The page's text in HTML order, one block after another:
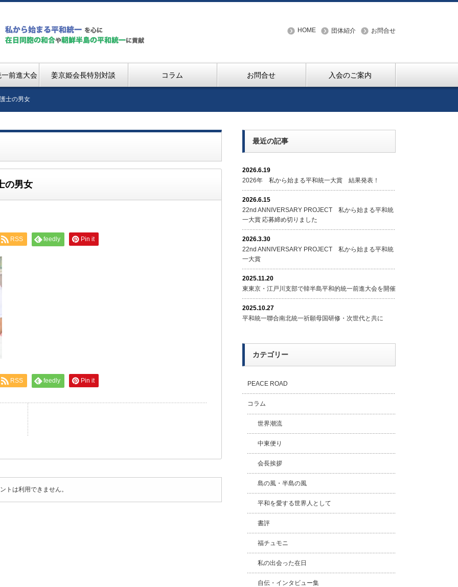
HOME 団体紹介 お問合せ
前進大会 姜京姫会長特別対談 コラム お問合せ 入会のご案内
士の男女
の男女
RSS feedly Pin it
RSS feedly Pin it
トは利用できません。
最近の記事
2026.6.19
2026年 私から始まる平和統一大賞 結果発表！
2026.6.15
22nd ANNIVERSARY PROJECT 私から始まる平和統
一大賞 応募締め切りました
2026.3.30
22nd ANNIVERSARY PROJECT 私から始まる平和統
一大賞
2025.11.20
東東京・江戸川支部で韓半島平和的統一前進大会を開催
2025.10.27
平和統一聯合南北統一祈願母国研修・次世代と共に
カテゴリー
PEACE ROAD
コラム
世界潮流
中東便り
会長挨拶
島の風・半島の風
平和を愛する世界人として
書評
福チュモニ
私の出会った在日
自伝・インタビュー集